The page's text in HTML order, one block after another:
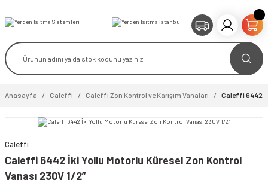
Anasayfa Caleffi Caleffi Zon Kontrol ve Karışım Vanaları Caleffi 6442
Caleffi
Caleffi 6442 İki Yollu Motorlu Küresel Zon Kontrol
Vanası 230V 1/2”